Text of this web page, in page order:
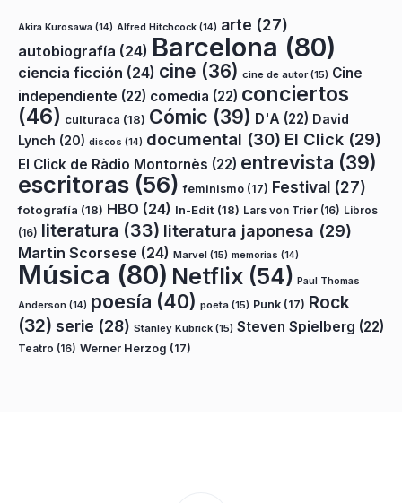
Akira Kurosawa (14) Alfred Hitchcock (14) arte (27)
autobiografía (24) Barcelona (80)
ciencia ficción (24) cine (36) cine de autor(15) Cine
independiente (22) comedia (22) conciertos
(46) culturaca (18) Cómic (39) D'A (22) David
Lynch (20) discos (14) documental (30) El Click (29)
El Click de Ràdio Montornès (22) entrevista (39)
escritoras (56) feminismo (17) Festival (27)
fotografía (18) HBO (24) In-Edit (18) Lars von Trier (16) Libros
(16) literatura (33) literatura japonesa (29)
Martin Scorsese (24) Marvel (15) memorias (14)
Música (80) Netflix (54) Paul Thomas
Anderson (14) poesía (40) poeta (15) Punk (17) Rock
(32) serie (28) Stanley Kubrick (15) Steven Spielberg (22)
Teatro (16) Werner Herzog (17)